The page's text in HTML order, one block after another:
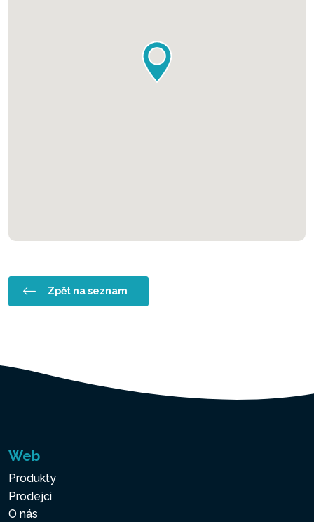
Zpět na seznam
Web
Produkty
Prodejci
O nás